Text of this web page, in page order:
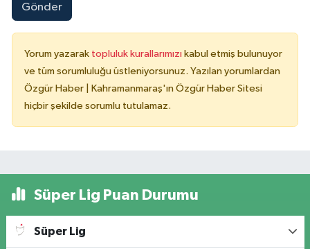
Gönder
Yorum yazarak topluluk kurallarımızı kabul etmiş bulunuyor
ve tüm sorumluluğu üstleniyorsunuz. Yazılan yorumlardan
Özgür Haber | Kahramanmaraş'ın Özgür Haber Sitesi
hiçbir şekilde sorumlu tutulamaz.
Süper Lig Puan Durumu
Süper Lig